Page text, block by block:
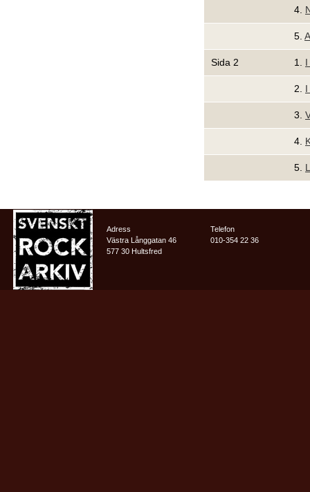
4.
5.
Sida 2 1.
2.
3.
4.
5.
Adress
Västra Långgatan 46
577 30 Hultsfred
Telefon
010-354 22 36